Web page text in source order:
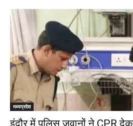
मध्यप्रदेश
इंदौर में पुलिस जवानों ने CPR